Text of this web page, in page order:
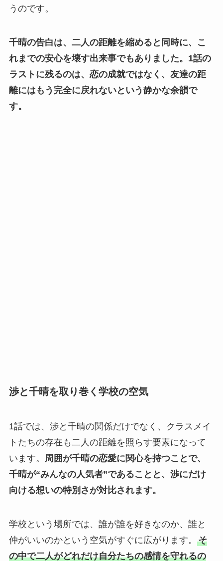
うのです。
千晴の告白は、二人の距離を縮めると同時に、こ
れまでの安心を壊す出来事でもありました。 1話の
ラストに残るのは、恋の成就ではなく、友達の距
離にはもう完全に戻れないという静かな余韻で
す。
渉と千晴を取り巻く学校の空気
1話では、渉と千晴の関係だけでなく、クラスメイ
トたちの存在も二人の距離を照らす要素になって
います。
周囲が千晴の恋愛に関心を持つことで、
千晴が“みんなの人気者”であることと、渉にだけ
向ける想いの特別さが対比されます。
学校という場所では、誰が誰を好きなのか、誰と
仲がいいのかという空気がすぐに広がります。 そ
の中で二人がどれだけ自分たちの感情を守れるの